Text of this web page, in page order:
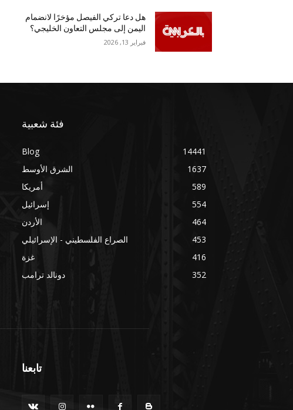
هل دعا تركي الفيصل مؤخرًا لانضمام
اليمن إلى مجلس التعاون الخليجي؟
فبراير 13, 2026
فئة شعبية
Blog
14441
الشرق الأوسط
1637
أمريكا
589
إسرائيل
554
الأردن
464
الصراع الفلسطيني - الإسرائيلي
453
غزة
416
دونالد ترامب
352
تابعنا